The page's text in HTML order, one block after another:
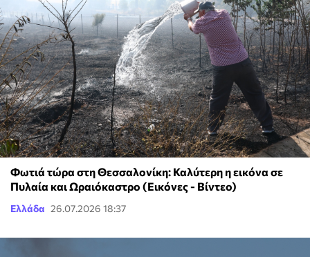
Φωτιά τώρα στη Θεσσαλονίκη: Καλύτερη η εικόνα σε
Πυλαία και Ωραιόκαστρο (Εικόνες - Βίντεο)
Ελλάδα 26.07.2026 18:37